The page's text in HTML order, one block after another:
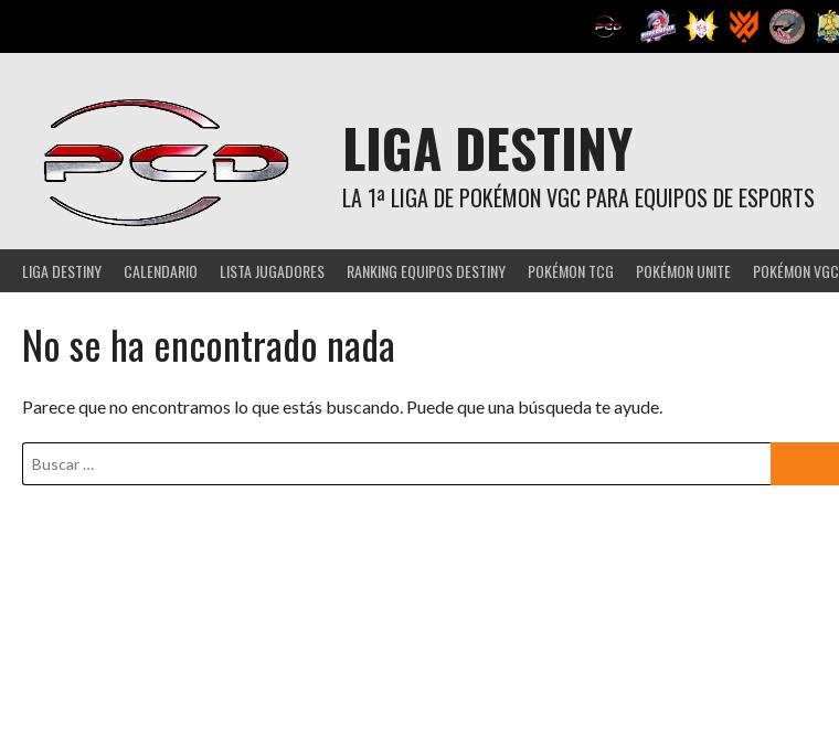
contenido
LIGA DESTINY
LA 1ª LIGA DE POKÉMON VGC PARA EQUIPOS DE ESPORTS
LIGA DESTINY CALENDARIO LISTA JUGADORES RANKING EQUIPOS DESTINY POKÉMON TCG POKÉMON UNITE POKÉMON VGC
No se ha encontrado nada
Parece que no encontramos lo que estás buscando. Puede que una búsqueda te ayude.